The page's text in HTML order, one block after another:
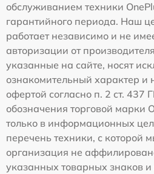
обслуживанием техники
гарантийного периода. Наш
работает независимо и не
авторизации от
указанные на сайте, носят
ознакомительный характер и
офертой согласно п. 2 ст. 437
обозначения торговой марки
только в информационных
перечень техники, с которой
организация не
указанных товарных знаков и